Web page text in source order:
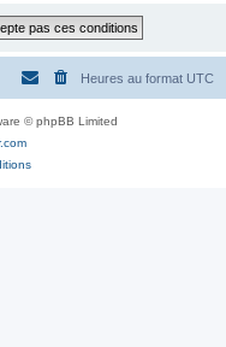
Heures au format UTC
© phpBB Limited